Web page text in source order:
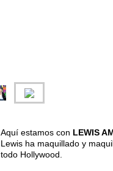
Aquí estamos con LEWIS
Lewis ha maquillado y
todo Hollywood